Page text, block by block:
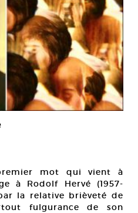
mot qui vient à
à Rodolf Hervé (1957-
la relative brièveté de
fulgurance de son